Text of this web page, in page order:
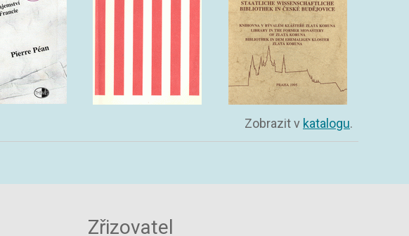
Zobrazit v katalogu.
Zřizovatel